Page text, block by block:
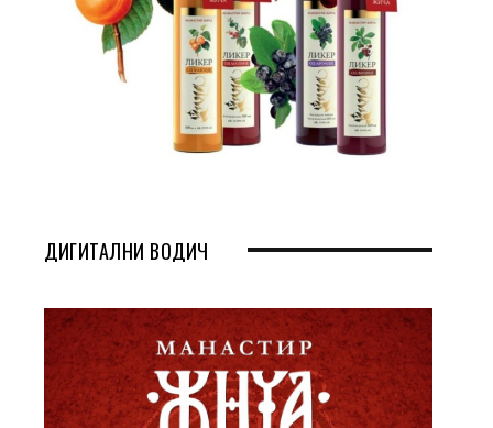
ДИГИТАЛНИ ВОДИЧ